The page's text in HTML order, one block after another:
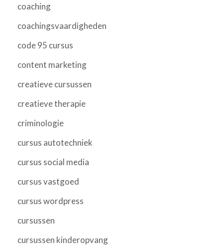
coaching
coachingsvaardigheden
code 95 cursus
content marketing
creatieve cursussen
creatieve therapie
criminologie
cursus autotechniek
cursus social media
cursus vastgoed
cursus wordpress
cursussen
cursussen kinderopvang